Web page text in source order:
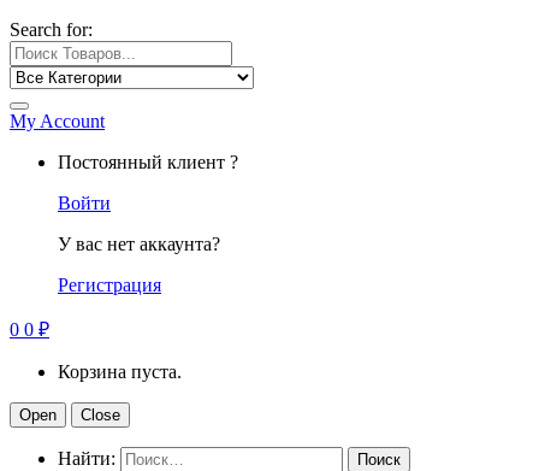
Search for:
My Account
Постоянный клиент ?
Войти
У вас нет аккаунта?
Регистрация
0 0 ₽
Корзина пуста.
Open Close
Найти: